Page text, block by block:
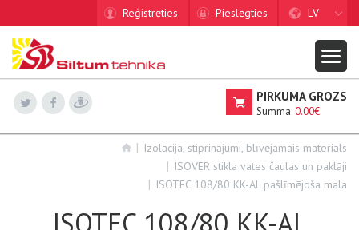
Reģistrēties Pieslēgties LV
PIRKUMA GROZS
Summa:0.00€
Izolācija, stiprinājumi, blīvējamais materiāls
ISOVER stikla vates čaulas un paklāji
ISOTEC 108/80 KK-AL pašlīmējoša mala
ISOTEC 108/80 KK-AL